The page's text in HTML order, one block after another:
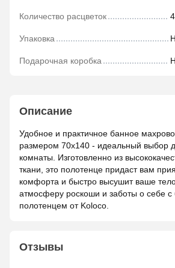
Количество расцветок 4
Упаковка
Подарочная коробка
Описание
Удобное и практичное банное
размером 70х140 - идеальный выбор
комнаты. Изготовленно из
ткани, это полотенце придаст вам
комфорта и быстро высушит ваше
атмосферу роскоши и заботы о себе
полотенцем от Koloco.
Отзывы